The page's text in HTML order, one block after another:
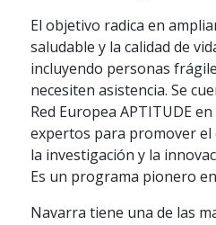
El objetivo radica en
saludable y la calidad de
incluyendo personas
necesiten asistencia. Se
Red Europea APTITUDE
expertos para promover el
la investigación y la
Es un programa pionero
Navarra tiene una de las